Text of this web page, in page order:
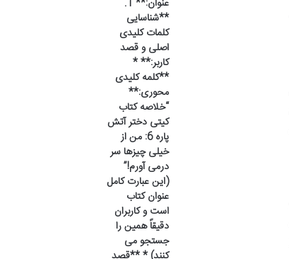
عنوان:** 1.
**شناسایی
کلمات کلیدی
اصلی و قصد
کاربر:** *
**کلمه کلیدی
محوری:**
“خلاصه کتاب
کیتی دختر آتش
پاره 6: من از
خیلی چیزها سر
درمی آورم!”
(این عبارت کامل
عنوان کتاب
است و کاربران
دقیقاً همین را
جستجو می